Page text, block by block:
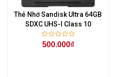
Thẻ Nhớ Sandisk Ultra 64GB
SDXC UHS-I Class 10
500.000₫